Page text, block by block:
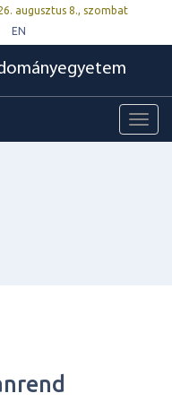
augusztus 8., szombat
EN